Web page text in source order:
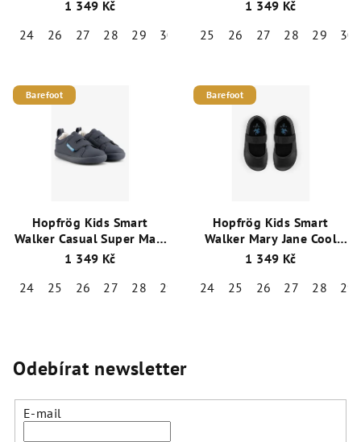
1 349 Kč
24
26 27 28 29 30 31 32
1 349 Kč
25
26 27 28 29 30
Barefoot
Hopfrög Kids Smart
Walker Casual Super Matt
Navy celoroční nízké
1 349 Kč
24
25 26 27 28 29 30 31 32
Barefoot
Hopfrög Kids Smart
Walker Mary Jane Cool
Black celoroční barefoot
1 349 Kč
24
25 26 27 28 29
Odebírat newsletter
E-mail